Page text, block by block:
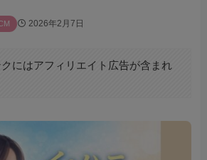
2026年2月7日
にはアフィリエイト広告が含まれ